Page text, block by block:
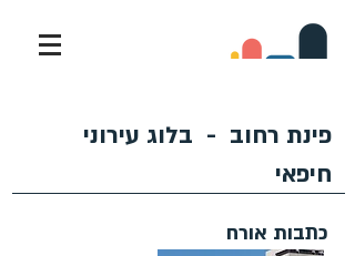
פינת רחוב - בלוג עירוני
חיפאי
כתבות אורח